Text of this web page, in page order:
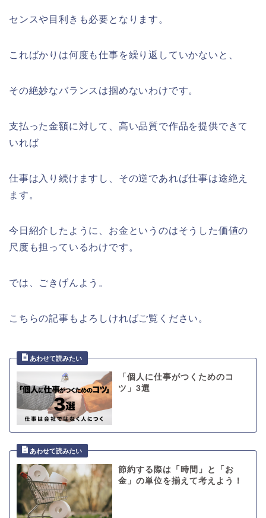
センスや目利きも必要となります。
こればかりは何度も仕事を繰り返していかないと、
その絶妙なバランスは掴めないわけです。
支払った金額に対して、高い品質で作品を提供できて
いれば
仕事は入り続けますし、その逆であれば仕事は途絶え
ます。
今日紹介したように、お金というのはそうした価値の
尺度も担っているわけです。
では、ごきげんよう。
こちらの記事もよろしければご覧ください。
「個人に仕事がつくためのコ
ツ」3選
節約する際は「時間」と「お
金」の単位を揃えて考えよう！